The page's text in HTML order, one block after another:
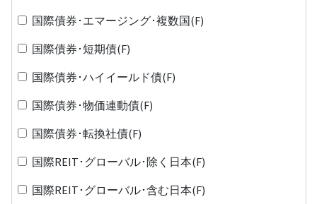
国際債券･エマージング･複数国(F)
国際債券･短期債(F)
国際債券･ハイイールド債(F)
国際債券･物価連動債(F)
国際債券･転換社債(F)
国際REIT･グローバル･除く日本(F)
国際REIT･グローバル･含む日本(F)